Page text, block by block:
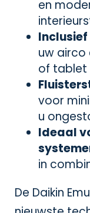
en
uw airco
of tablet
voor
u
Ideaal
in
De Daikin